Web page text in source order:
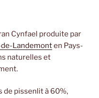
Cynfael produite par
Landemonten Pays-
naturelles et
de pissenlit à 60%,